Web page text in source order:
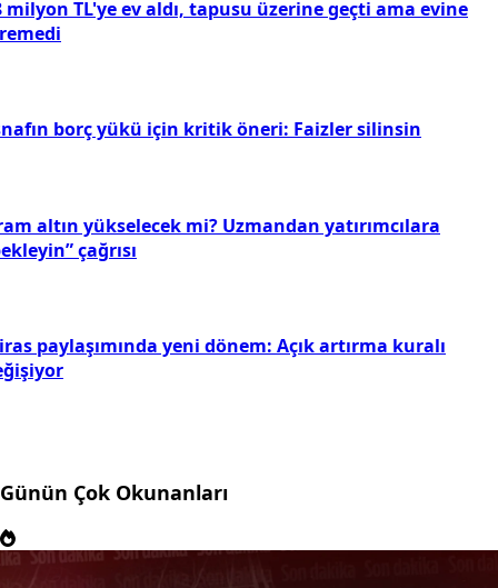
milyon TL'ye ev aldı, tapusu üzerine geçti ama evine
borç yükü için kritik öneri: Faizler silinsin
altın yükselecek mi? Uzmandan yatırımcılara
çağrısı
paylaşımında yeni dönem: Açık artırma kuralı
Günün Çok Okunanları